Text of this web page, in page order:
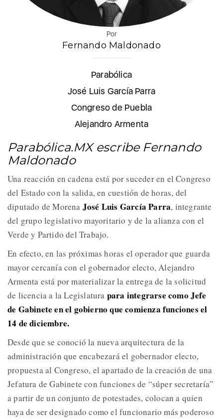
Por
Fernando Maldonado
Parabólica
José Luis García Parra
Congreso de Puebla
Alejandro Armenta
Parabólica.MX escribe Fernando
Maldonado
Una reacción en cadena está por suceder en el Congreso
del Estado con la salida, en cuestión de horas, del
diputado de Morena José Luis García Parra, integrante
del grupo legislativo mayoritario y de la alianza con el
Verde y Partido del Trabajo.
En efecto, en las próximas horas el operador que guarda
mayor cercanía con el gobernador electo, Alejandro
Armenta está por materializar la entrega de la solicitud
de licencia a la Legislatura para integrarse como Jefe
de Gabinete en el gobierno que comienza funciones el
14 de diciembre.
Desde que se conoció la nueva arquitectura de la
administración que encabezará el gobernador electo,
propuesta al Congreso, el apartado de la creación de una
Jefatura de Gabinete con funciones de “súper secretaría”
a partir de un conjunto de potestades, colocan a quien
haya de ser designado como el funcionario más poderoso